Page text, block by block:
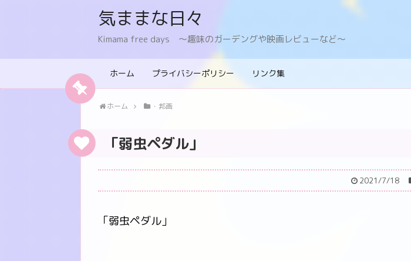
気ままな日々
Kimama free days 〜趣味のガーデングや映画レビューなど〜
ホーム プライバシーポリシー リンク集
ホーム ・邦画
「弱虫ペダル」
2021/7/18
「弱虫ペダル」